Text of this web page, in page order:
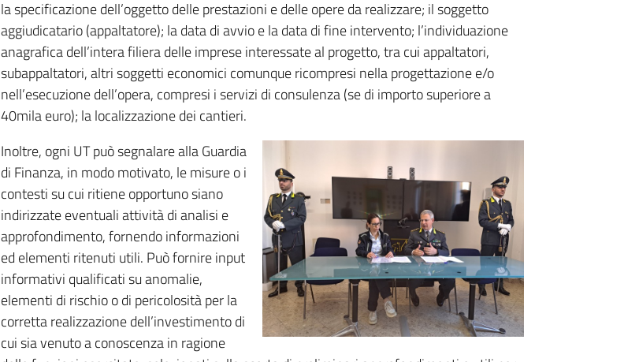
la specificazione dell’oggetto delle prestazioni e delle opere da realizzare; il soggetto
aggiudicatario (appaltatore); la data di avvio e la data di fine intervento; l’individuazione
anagrafica dell’intera filiera delle imprese interessate al progetto, tra cui appaltatori,
subappaltatori, altri soggetti economici comunque ricompresi nella progettazione e/o
nell’esecuzione dell’opera, compresi i servizi di consulenza (se di importo superiore a
40mila euro); la localizzazione dei cantieri.
Inoltre, ogni UT può segnalare alla Guardia
di Finanza, in modo motivato, le misure o i
contesti su cui ritiene opportuno siano
indirizzate eventuali attività di analisi e
approfondimento, fornendo informazioni
ed elementi ritenuti utili. Può fornire input
informativi qualificati su anomalie,
elementi di rischio o di pericolosità per la
corretta realizzazione dell’investimento di
cui sia venuto a conoscenza in ragione